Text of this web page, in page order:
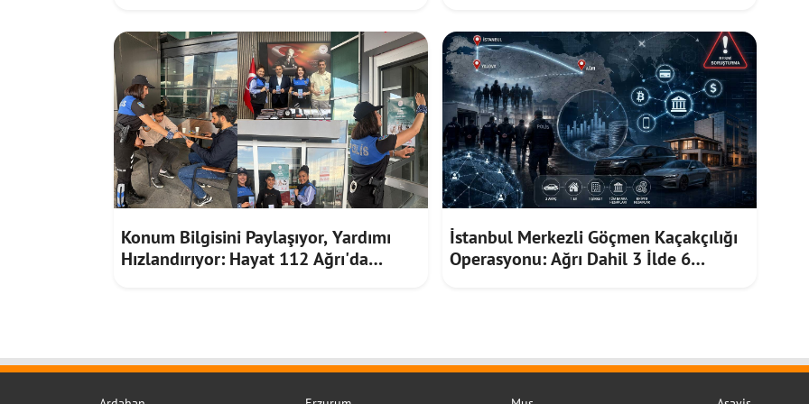
Konum Bilgisini Paylaşıyor, Yardımı
Hızlandırıyor: Hayat 112 Ağrı'da
İstanbul Merkezli Göçmen Kaçakçılığı
Operasyonu: Ağrı Dahil 3 İlde 6